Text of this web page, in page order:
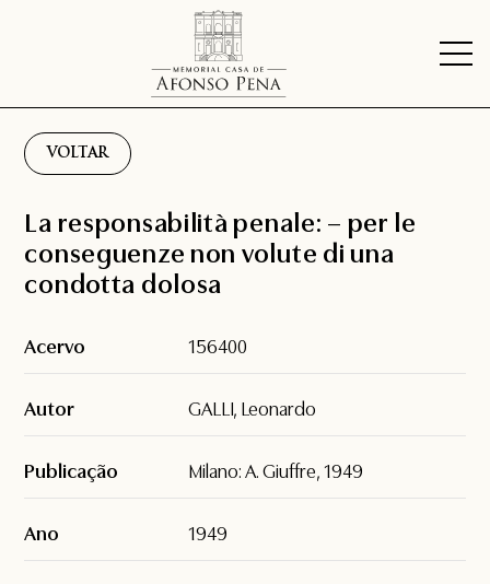
VOLTAR
La responsabilità penale: – per le
conseguenze non volute di una
condotta dolosa
Acervo 156400
Autor GALLI, Leonardo
Publicação Milano: A. Giuffre, 1949
Ano 1949